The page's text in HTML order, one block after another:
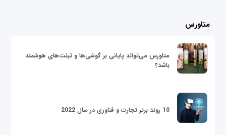
متاورس
متاورس می‌تواند پایانی بر گوشی‌ها و تبلت‌های هوشمند
باشد؟
10 روند برتر تجارت و فناوری در سال 2022